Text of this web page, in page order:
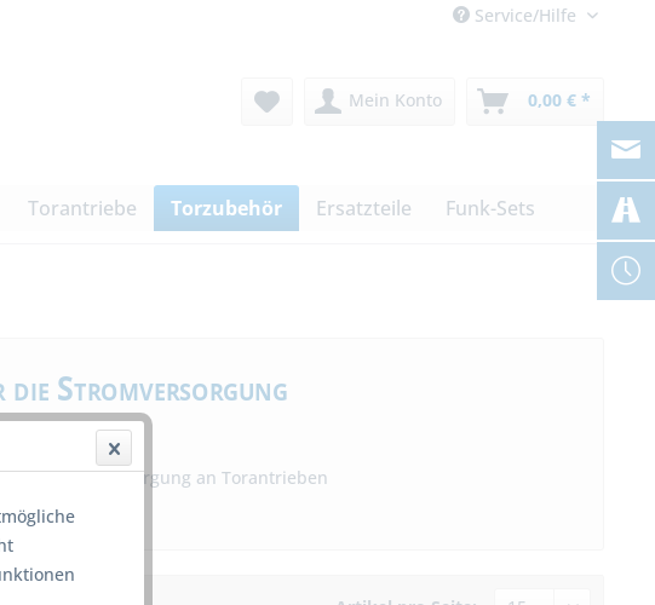
Service/Hilfe
Mein Konto 0,00 € *
Torantriebe Torzubehör Ersatzteile Funk-Sets
Stromversorgung
an Torantrieben